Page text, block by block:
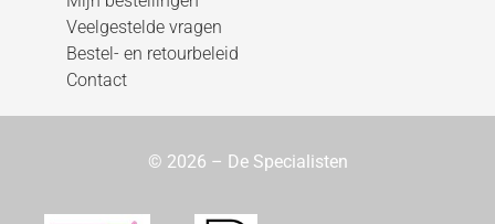
Veelgestelde vragen
Bestel- en retourbeleid
Contact
© 2026 – De Specialisten